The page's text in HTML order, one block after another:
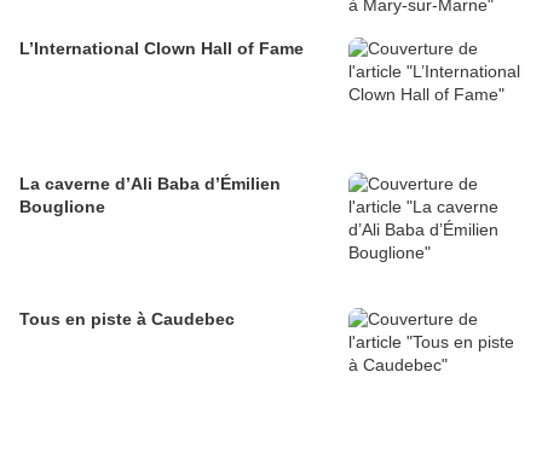
L’International Clown Hall of Fame
La caverne d’Ali Baba d’Émilien
Bouglione
Tous en piste à Caudebec